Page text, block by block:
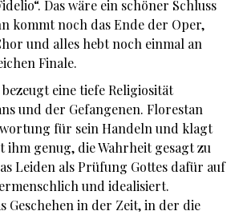
Das wäre ein schöner Schluss
kommt noch das Ende der Oper,
und alles hebt noch einmal an
Finale.
eine tiefe Religiosität
und der Gefangenen. Florestan
für sein Handeln und klagt
ihm genug, die Wahrheit gesagt zu
Leiden als Prüfung Gottes dafür auf
und idealisiert.
Geschehen in der Zeit, in der die